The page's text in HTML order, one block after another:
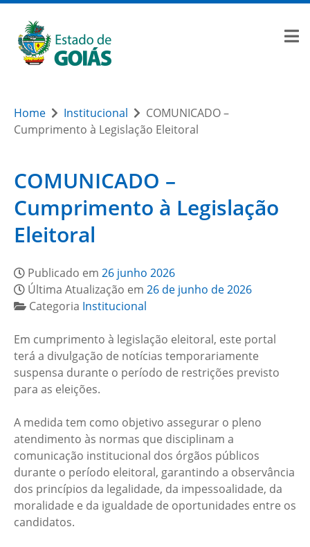
Home Institucional
COMUNICADO –
Cumprimento à Legislação Eleitoral
COMUNICADO –
Cumprimento à Legislação
Eleitoral
Publicado em 26 junho 2026
Última Atualização em 26 de junho de 2026
Categoria Institucional
Em cumprimento à legislação eleitoral, este portal
terá a divulgação de notícias temporariamente
suspensa durante o período de restrições previsto
para as eleições.
A medida tem como objetivo assegurar o pleno
atendimento às normas que disciplinam a
comunicação institucional dos órgãos públicos
durante o período eleitoral, garantindo a observância
dos princípios da legalidade, da impessoalidade, da
moralidade e da igualdade de oportunidades entre os
candidatos.